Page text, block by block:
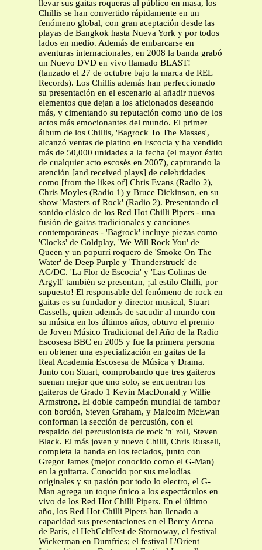
llevar sus gaitas roqueras al público en masa, los
Chillis se han convertido rápidamente en un
fenómeno global, con gran aceptación desde las
playas de Bangkok hasta Nueva York y por todos
lados en medio. Además de embarcarse en
aventuras internacionales, en 2008 la banda grabó
un Nuevo DVD en vivo llamado BLAST!
(lanzado el 27 de octubre bajo la marca de REL
Records). Los Chillis además han perfeccionado
su presentación en el escenario al añadir nuevos
elementos que dejan a los aficionados deseando
más, y cimentando su reputación como uno de los
actos más emocionantes del mundo. El primer
álbum de los Chillis, 'Bagrock To The Masses',
alcanzó ventas de platino en Escocia y ha vendido
más de 50,000 unidades a la fecha (el mayor éxito
de cualquier acto escosés en 2007), capturando la
atención [and received plays] de celebridades
como [from the likes of] Chris Evans (Radio 2),
Chris Moyles (Radio 1) y Bruce Dickinson, en su
show 'Masters of Rock' (Radio 2). Presentando el
sonido clásico de los Red Hot Chilli Pipers - una
fusión de gaitas tradicionales y canciones
contemporáneas - 'Bagrock' incluye piezas como
'Clocks' de Coldplay, 'We Will Rock You' de
Queen y un popurrí roquero de 'Smoke On The
Water' de Deep Purple y 'Thunderstruck' de
AC/DC. 'La Flor de Escocia' y 'Las Colinas de
Argyll' también se presentan, ¡al estilo Chilli, por
supuesto! El responsable del fenómeno de rock en
gaitas es su fundador y director musical, Stuart
Cassells, quien además de sacudir al mundo con
su música en los últimos años, obtuvo el premio
de Joven Músico Tradicional del Año de la Radio
Escosesa BBC en 2005 y fue la primera persona
en obtener una especialización en gaitas de la
Real Academia Escosesa de Música y Drama.
Junto con Stuart, comprobando que tres gaiteros
suenan mejor que uno solo, se encuentran los
gaiteros de Grado 1 Kevin MacDonald y Willie
Armstrong. El doble campeón mundial de tambor
con bordón, Steven Graham, y Malcolm McEwan
conforman la sección de percusión, con el
respaldo del percusionista de rock 'n' roll, Steven
Black. El más joven y nuevo Chilli, Chris Russell,
completa la banda en los teclados, junto con
Gregor James (mejor conocido como el G-Man)
en la guitarra. Conocido por sus melodías
originales y su pasión por todo lo electro, el G-
Man agrega un toque único a los espectáculos en
vivo de los Red Hot Chilli Pipers. En el último
año, los Red Hot Chilli Pipers han llenado a
capacidad sus presentaciones en el Bercy Arena
de París, el HebCeltFest de Stornoway, el festival
Wickerman en Dumfries; el festival L'Orient